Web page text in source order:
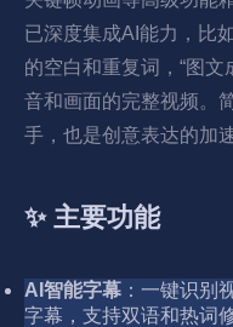
已深度集成AI能力，比
的空白和重复词，“图
音和画面的完整视频。
手，也是创意表达的加速
✨ 主要功能
AI智能字幕 ：一键识别
字幕，支持双语和热词